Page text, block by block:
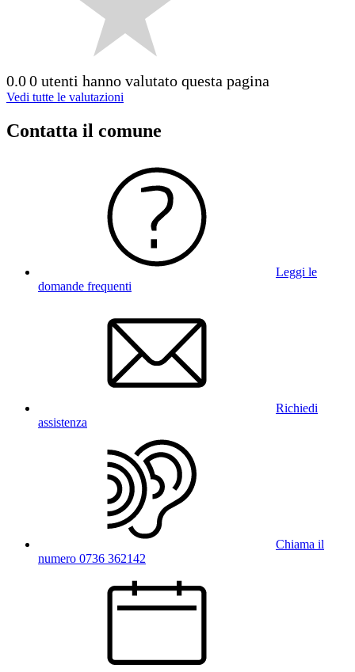
0.00 utenti hanno valutato questa pagina
Vedi tutte le valutazioni
Contatta il comune
Leggi le
domande frequenti
Richiedi
assistenza
Chiama il
numero 0736 362142